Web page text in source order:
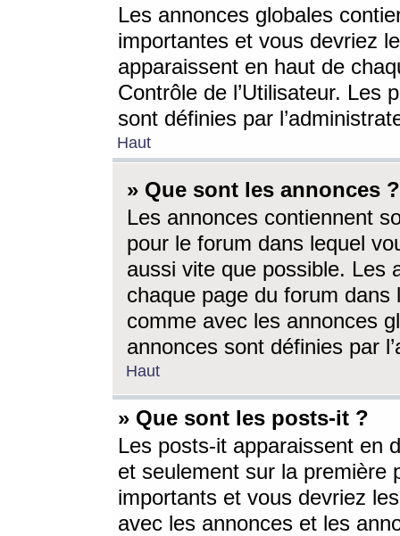
Les annonces globales
importantes et vous devriez
apparaissent en haut de
Contrôle de l’Utilisateur. Les
sont définies par
Haut
» Que sont les annonces ?
Les annonces contiennent
pour le forum dans lequel
aussi vite que possible. Les
chaque page du forum dans
comme avec les annonces
annonces sont définies par
Haut
» Que sont les posts-it ?
Les posts-it apparaissent en
et seulement sur la première
importants et vous devriez
avec les annonces et les